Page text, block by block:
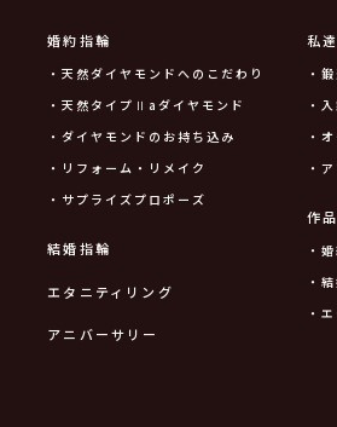
婚約指輪
・天然ダイヤモンドへのこだわり
・天然タイプⅡaダイヤモンド
・ダイヤモンドのお持ち込み
・リフォーム・リメイク
・サプライズプロポーズ
結婚指輪
エタニティリング
アニバーサリー
私
・
・
・
・
作
・
・
・